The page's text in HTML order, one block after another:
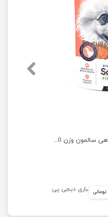
تشویقی سگ ونپی مدل ماهی سالمون وزن 100 گرم